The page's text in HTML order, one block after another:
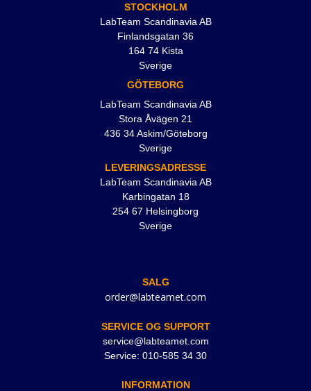
STOCKHOLM
LabTeam Scandinavia AB
Finlandsgatan 36
164 74 Kista
Sverige
GÖTEBORG
LabTeam Scandinavia AB
Stora Åvägen 21
436 34 Askim/Göteborg
Sverige
LEVERINGSADRESSE
LabTeam Scandinavia AB
Karbingatan 18
254 67 Helsingborg
Sverige
SALG
order@labteamet.com
SERVICE OG SUPPORT
service@labteamet.com
Service: 010-585 34 30
INFORMATION